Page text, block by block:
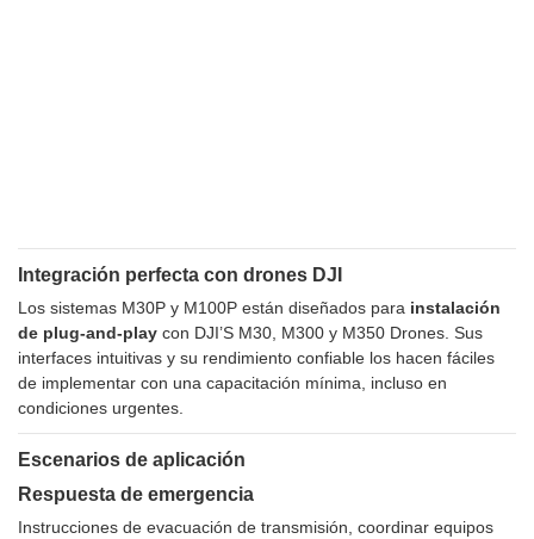
Integración perfecta con drones DJI
Los sistemas M30P y M100P están diseñados para instalación
de plug-and-play con DJI’S M30, M300 y M350 Drones. Sus
interfaces intuitivas y su rendimiento confiable los hacen fáciles
de implementar con una capacitación mínima, incluso en
condiciones urgentes.
Escenarios de aplicación
Respuesta de emergencia
Instrucciones de evacuación de transmisión, coordinar equipos